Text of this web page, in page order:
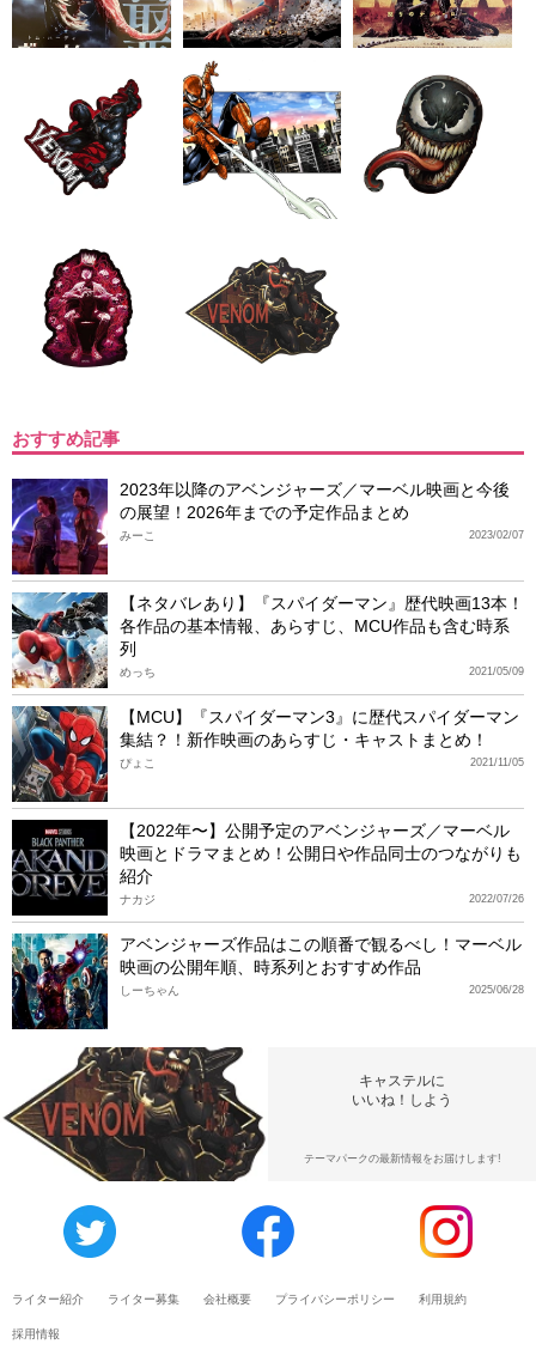
おすすめ記事
2023年以降のアベンジャーズ／マーベル映画と今後
の展望！2026年までの予定作品まとめ
2023/02/07
みーこ
【ネタバレあり】『スパイダーマン』歴代映画13本！
各作品の基本情報、あらすじ、MCU作品も含む時系
列
2021/05/09
めっち
【MCU】『スパイダーマン3』に歴代スパイダーマン
集結？！新作映画のあらすじ・キャストまとめ！
2021/11/05
ぴょこ
【2022年〜】公開予定のアベンジャーズ／マーベル
映画とドラマまとめ！公開日や作品同士のつながりも
紹介
2022/07/26
ナカジ
アベンジャーズ作品はこの順番で観るべし！マーベル
映画の公開年順、時系列とおすすめ作品
2025/06/28
しーちゃん
キャステルに
いいね！しよう
テーマパークの最新情報をお届けします!
ライター紹介 ライター募集 会社概要 プライバシーポリシー 利用規約
採用情報